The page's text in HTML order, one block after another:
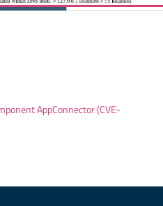
AppConnector (CVE-